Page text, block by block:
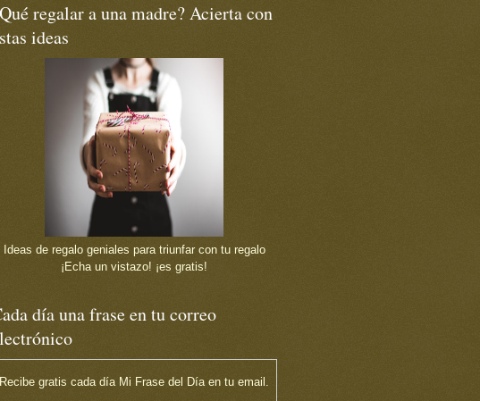
regalar a una madre? Acierta con
ideas
Ideas de regalo geniales para triunfar con tu regalo
¡Echa un vistazo! ¡es gratis!
día una frase en tu correo
Recibe gratis cada día Mi Frase del Día en tu email.